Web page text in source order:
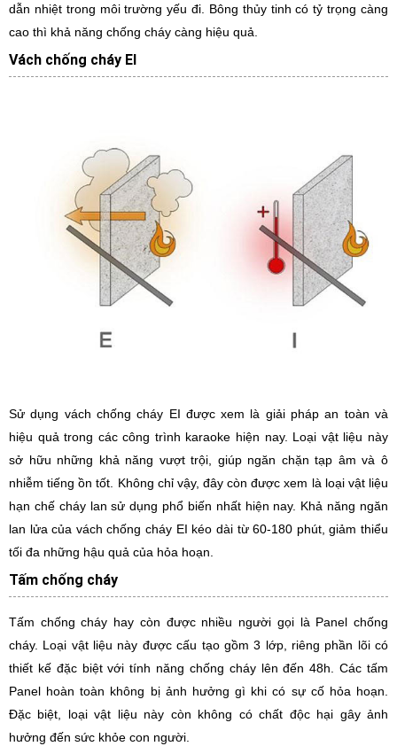
dẫn nhiệt trong môi trường yếu đi. Bông thủy tinh có tỷ trọng càng
cao thì khả năng chống cháy càng hiệu quả.
Vách chống cháy EI
Sử dụng vách chống cháy EI được xem là giải pháp an toàn và
hiệu quả trong các công trình karaoke hiện nay. Loại vật liệu này
sở hữu những khả năng vượt trội, giúp ngăn chặn tạp âm và ô
nhiễm tiếng ồn tốt. Không chỉ vậy, đây còn được xem là loại vật liệu
hạn chế cháy lan sử dụng phổ biến nhất hiện nay. Khả năng ngăn
lan lửa của vách chống cháy EI kéo dài từ 60-180 phút, giảm thiểu
tối đa những hậu quả của hỏa hoạn.
Tấm chống cháy
Tấm chống cháy hay còn được nhiều người gọi là Panel chống
cháy. Loại vật liệu này được cấu tạo gồm 3 lớp, riêng phần lõi có
thiết kế đặc biệt với tính năng chống cháy lên đến 48h. Các tấm
Panel hoàn toàn không bị ảnh hưởng gì khi có sự cố hỏa hoạn.
Đặc biệt, loại vật liệu này còn không có chất độc hại gây ảnh
hưởng đến sức khỏe con người.